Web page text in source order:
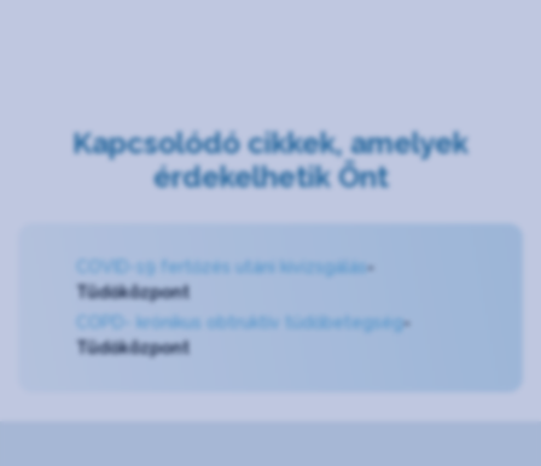
Kapcsolódó cikkek, amelyek
érdekelhetik Önt
COVID-19 fertőzés utáni kivizsgálás-
Tüdőközpont
COPD- krónikus obtruktív tüdőbetegség-
Tüdőközpont